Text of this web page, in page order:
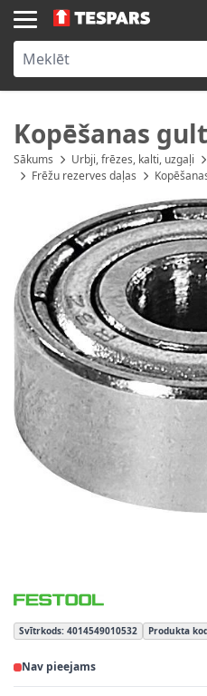
Skip to Content
Kopēšanas
Sākums Urbji, frēzes, kalti, uzgaļi
Frēžu rezerves daļas
Svītrkods: 4014549010532 Produkta
Nav pieejams